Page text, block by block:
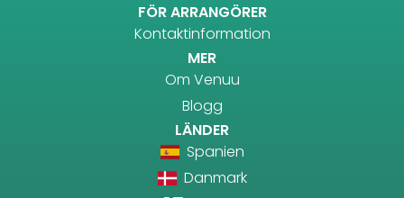
FÖR ARRANGÖRER
Kontaktinformation
MER
Om Venuu
Blogg
LÄNDER
Spanien
Danmark